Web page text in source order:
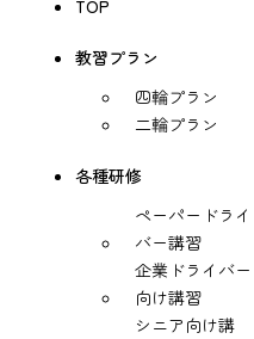
TOP
教習プラン
四輪プラン
二輪プラン
各種研修
ペーパードライ
バー講習
企業ドライバー
向け講習
シニア向け講